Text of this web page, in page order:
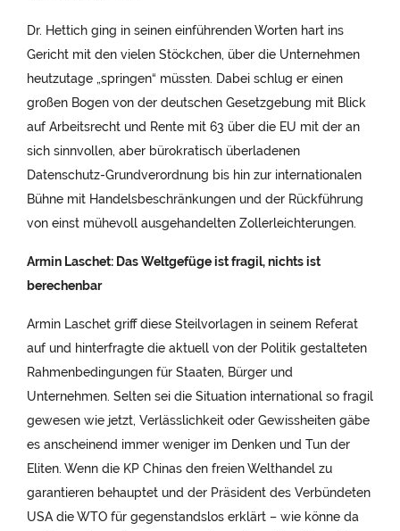
Dr. Hettich ging in seinen einführenden Worten hart ins
Gericht mit den vielen Stöckchen, über die Unternehmen
heutzutage „springen“ müssten. Dabei schlug er einen
großen Bogen von der deutschen Gesetzgebung mit Blick
auf Arbeitsrecht und Rente mit 63 über die EU mit der an
sich sinnvollen, aber bürokratisch überladenen
Datenschutz-Grundverordnung bis hin zur internationalen
Bühne mit Handelsbeschränkungen und der Rückführung
von einst mühevoll ausgehandelten Zollerleichterungen.
Armin Laschet: Das Weltgefüge ist fragil, nichts ist
berechenbar
Armin Laschet griff diese Steilvorlagen in seinem Referat
auf und hinterfragte die aktuell von der Politik gestalteten
Rahmenbedingungen für Staaten, Bürger und
Unternehmen. Selten sei die Situation international so fragil
gewesen wie jetzt, Verlässlichkeit oder Gewissheiten gäbe
es anscheinend immer weniger im Denken und Tun der
Eliten. Wenn die KP Chinas den freien Welthandel zu
garantieren behauptet und der Präsident des Verbündeten
USA die WTO für gegenstandslos erklärt – wie könne da